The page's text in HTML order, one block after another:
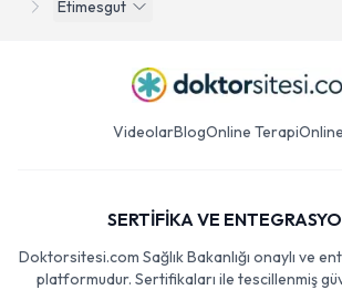
Etimesgut
VideolarBlogOnline Terapi
SERTİFİKA VE
Doktorsitesi.com Sağlık Bakanlığı onaylı ve
platformudur. Sertifikaları ile tescillenmiş